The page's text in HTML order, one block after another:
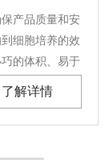
产品质量和安
细胞培养的效
的体积、易于
想选择。它不
纯净此折......
了解详情